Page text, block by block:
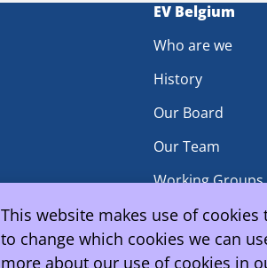
EV Belgium
Who are we
History
Our Board
Our Team
Working Groups
Statutes
This website makes use of
to change which cookies we can
more about our use of cookies in